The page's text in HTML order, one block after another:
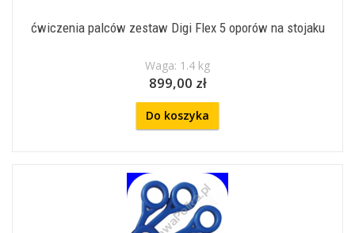
ćwiczenia palców zestaw Digi Flex 5 oporów na stojaku
Waga: 1.4 kg
899,00 zł
Do koszyka